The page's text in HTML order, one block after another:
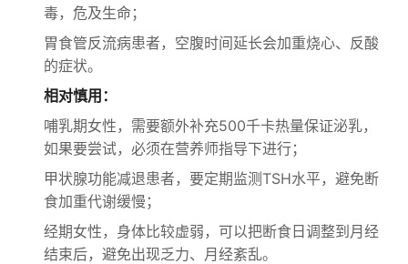
毒，危及生命；
胃食管反流病患者，空腹时间延长会加重烧心、反酸
的症状。
相对慎用：
哺乳期女性，需要额外补充500千卡热量保证泌乳，
如果要尝试，必须在营养师指导下进行；
甲状腺功能减退患者，要定期监测TSH水平，避免断
食加重代谢缓慢；
经期女性，身体比较虚弱，可以把断食日调整到月经
结束后，避免出现乏力、月经紊乱。